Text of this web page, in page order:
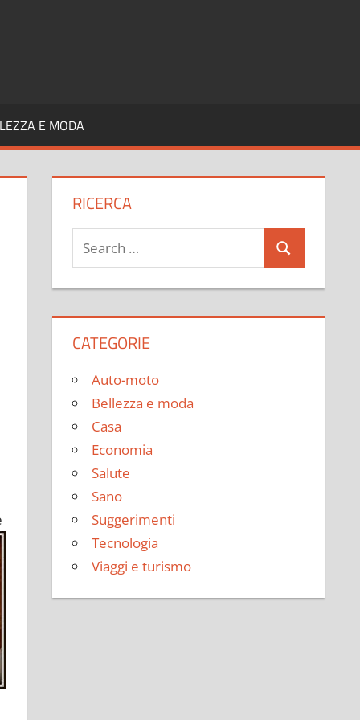
E MODA
RICERCA
Search
for:
Search
CATEGORIE
Auto-moto
Bellezza e moda
Casa
Economia
Salute
Sano
Suggerimenti
Tecnologia
Viaggi e turismo